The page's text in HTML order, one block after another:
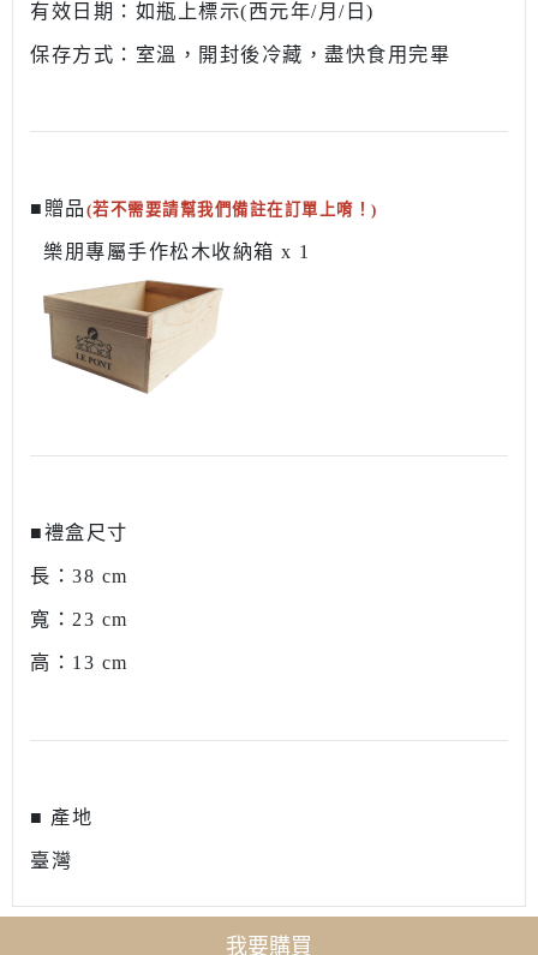
有效日期：如瓶上標示(西元年/月/日)
保存方式：室溫，開封後冷藏，盡快食用完畢
■贈品 (若不需要請幫我們備註在訂單上唷！)
樂朋專屬手作松木收納箱 x 1
■禮盒尺寸
長：38 cm
寬： 23 cm
高：13 cm
■ 產地
臺灣
我要購買